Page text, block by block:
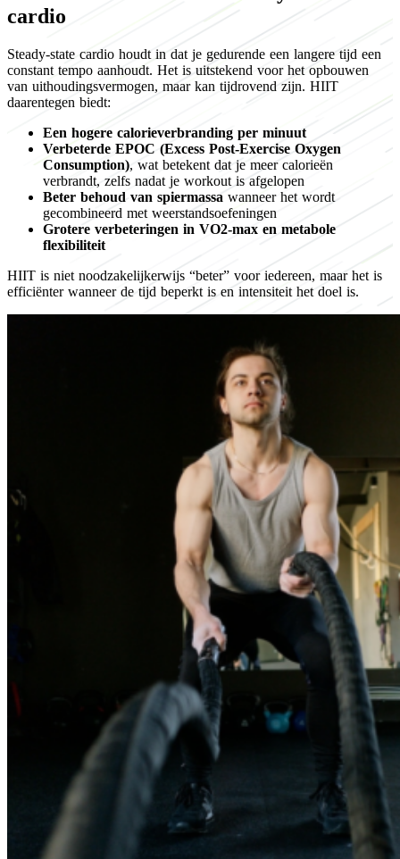
cardio
Steady-state cardio houdt in dat je gedurende een langere tijd een
constant tempo aanhoudt. Het is uitstekend voor het opbouwen
van uithoudingsvermogen, maar kan tijdrovend zijn. HIIT
daarentegen biedt:
Een hogere calorieverbranding per minuut
Verbeterde EPOC (Excess Post-Exercise Oxygen
Consumption), wat betekent dat je meer calorieën
verbrandt, zelfs nadat je workout is afgelopen
Beter behoud van spiermassa wanneer het wordt
gecombineerd met weerstandsoefeningen
Grotere verbeteringen in VO2-max en metabole
flexibiliteit
HIIT is niet noodzakelijkerwijs “beter” voor iedereen, maar het is
efficiënter wanneer de tijd beperkt is en intensiteit het doel is.